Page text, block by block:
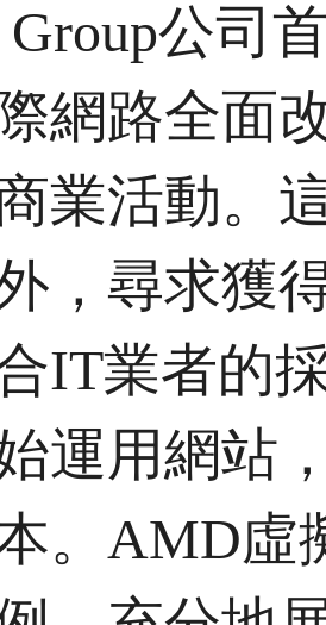
Group公司
網路全面
業活動。
，尋求獲
IT業者的
運用網站
。AMD虛